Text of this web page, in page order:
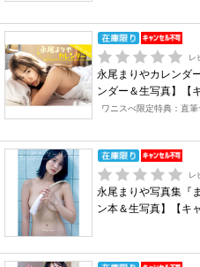
レ
永尾まりやカレンダ
ンダー＆生写真】【
ワニスぺ限定特典：直
レ
永尾まりや写真集『
ン本＆生写真】【キ